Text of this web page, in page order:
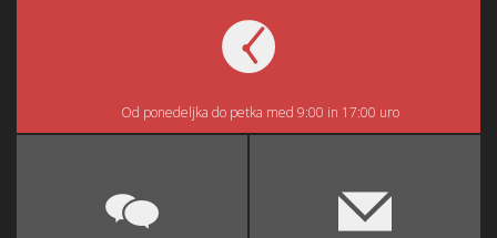
Od ponedeljka do petka med 9:00 in 17:00 uro